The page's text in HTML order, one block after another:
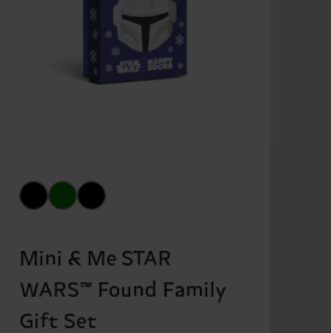
Mini & Me STAR
WARS™ Found Family
Gift Set